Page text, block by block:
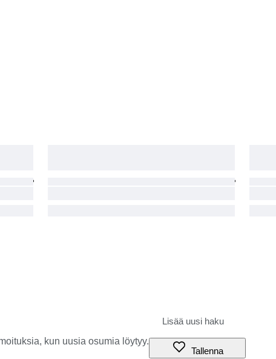
kun uusia osumia löytyy.
Tallenna